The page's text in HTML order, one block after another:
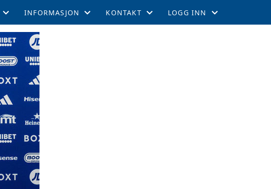
VEDTEKTER
OG ARRANGEMENTER
(TPN)
INFORMASJON
MEDLEMSKAP
REISE TIL LEEDS
SUPPORTERCUPEN
KAMPER OG TABELL
LEEDSEFFEKTER
AKTIVITETSKALENDER
KONTAKT LOGG INN